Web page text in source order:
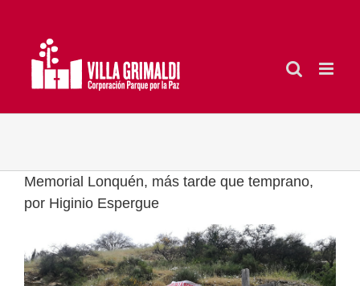
contenido
Memorial Lonquén, más tarde que temprano,
por Higinio Espergue
imagen
más